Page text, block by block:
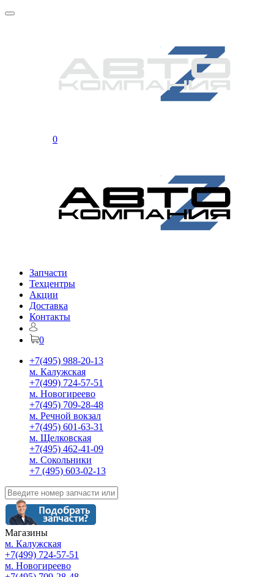
0
Запчасти
Техцентры
Акции
Доставка
Контакты
0
+7(495) 988-20-13
м. Калужская
+7(499) 724-57-51
м. Новогиреево
+7(495) 709-28-48
м. Речной вокзал
+7(495) 601-63-31
м. Щелковская
+7(495) 462-41-09
м. Сокольники
+7 (495) 603-02-13
Магазины
м. Калужская
+7(499) 724-57-51
м. Новогиреево